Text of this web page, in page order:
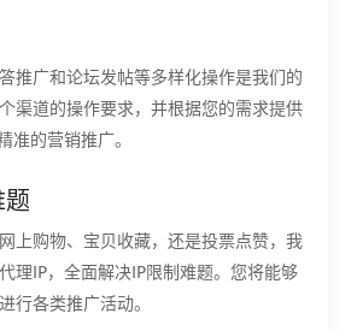
推广和论坛发帖等多样化操作是我们的
渠道的操作要求，并根据您的需求提供
准的营销推广。
上购物、宝贝收藏，还是投票点赞，我
理IP，全面解决IP限制难题。您将能够
行各类推广活动。